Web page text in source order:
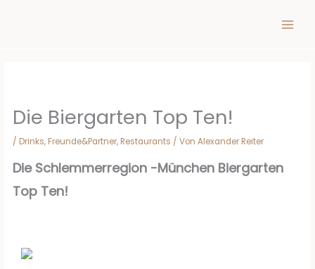
Die Biergarten Top Ten!
/ Drinks, Freunde&Partner, Restaurants / VonAlexander Reiter
Die Schlemmerregion -München Biergarten
Top Ten!